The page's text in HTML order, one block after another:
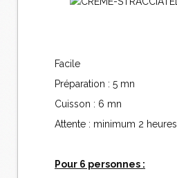
Facile
Préparation : 5 mn
Cuisson : 6 mn
Attente : minimum 2 heures
Pour 6 personnes :